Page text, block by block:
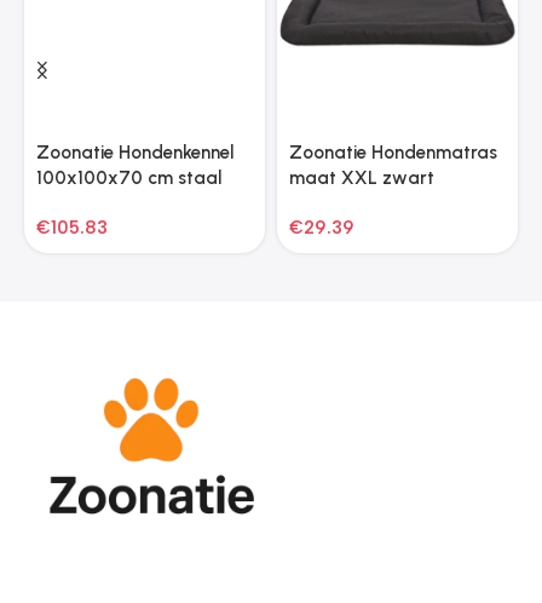
Zoonatie Hondenkennel
100x100x70 cm staal
€105.83
Zoonatie Hondenmatras
maat XXL zwart
€29.39